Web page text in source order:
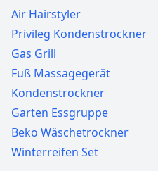
Air Hairstyler
Privileg Kondenstrockner
Gas Grill
Fuß Massagegerät
Kondenstrockner
Garten Essgruppe
Beko Wäschetrockner
Winterreifen Set